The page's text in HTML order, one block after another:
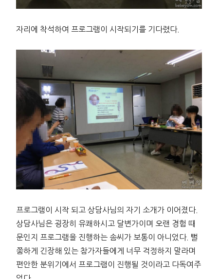
자리에 착석하여 프로그램이 시작되기를 기다렸다.
프로그램이 시작 되고 상담사님의 자기 소개가 이어졌다.
상담사님은 굉장히 유쾌하시고 달변가이며 오랜 경험 때
문인지 프로그램을 진행하는 솜씨가 보통이 아니었다. 뻘
쭘하게 긴장해 있는 참가자들에게 너무 걱정하지 말라며
편안한 분위기에서 프로그램이 진행될 것이라고 다독여주